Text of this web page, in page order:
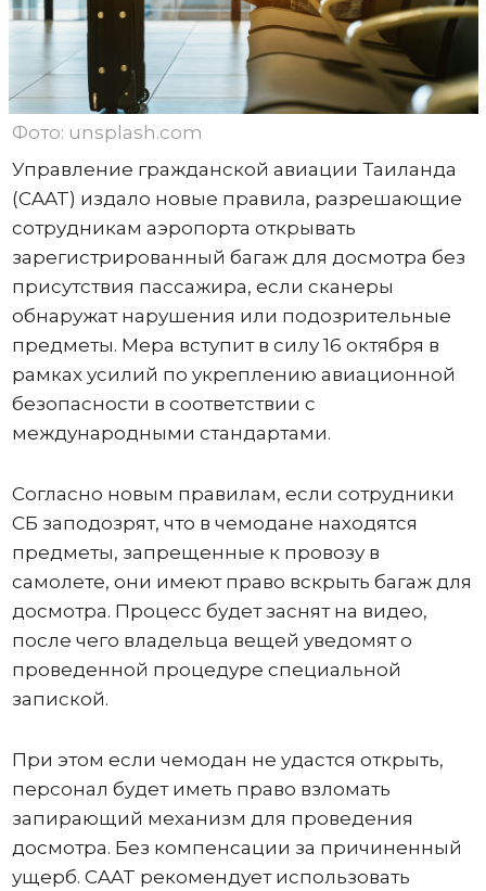
Фото: unsplash.com
Управление гражданской авиации Таиланда
(CAAT) издало новые правила, разрешающие
сотрудникам аэропорта открывать
зарегистрированный багаж для досмотра без
присутствия пассажира, если сканеры
обнаружат нарушения или подозрительные
предметы. Мера вступит в силу 16 октября в
рамках усилий по укреплению авиационной
безопасности в соответствии с
международными стандартами.
Согласно новым правилам, если сотрудники
СБ заподозрят, что в чемодане ​​находятся
предметы, запрещенные к провозу в
самолете, они имеют право вскрыть багаж для
досмотра. Процесс будет заснят на видео,
после чего владельца вещей уведомят о
проведенной процедуре специальной
запиской.
При этом если чемодан не удастся открыть,
персонал будет иметь право взломать
запирающий механизм для проведения
досмотра. Без компенсации за причиненный
ущерб. CAAT рекомендует использовать